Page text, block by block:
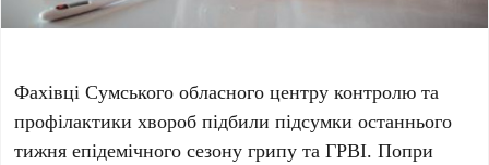
Фахівці Сумського обласного центру контролю та
профілактики хвороб підбили підсумки останнього
тижня епідемічного сезону грипу та ГРВІ. Попри